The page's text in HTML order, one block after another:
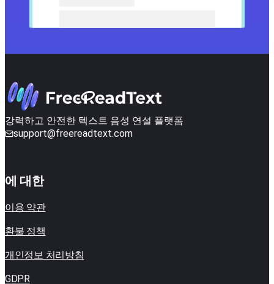
강력하고 안전한 텍스트 음성 연설 플랫폼
support@freereadtext.com
에 대한
이용 약관
환불 정책
개인정보 처리방침
GDPR